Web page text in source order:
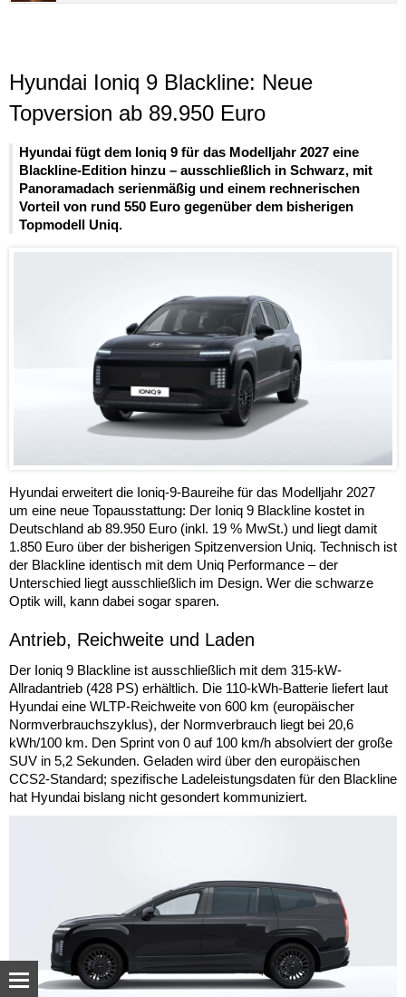
Hyundai Ioniq 9 Blackline: Neue
Topversion ab 89.950 Euro
Hyundai fügt dem Ioniq 9 für das Modelljahr 2027 eine
Blackline-Edition hinzu – ausschließlich in Schwarz, mit
Panoramadach serienmäßig und einem rechnerischen
Vorteil von rund 550 Euro gegenüber dem bisherigen
Topmodell Uniq.
Hyundai erweitert die Ioniq-9-Baureihe für das Modelljahr 2027
um eine neue Topausstattung: Der Ioniq 9 Blackline kostet in
Deutschland ab 89.950 Euro (inkl. 19 % MwSt.) und liegt damit
1.850 Euro über der bisherigen Spitzenversion Uniq. Technisch ist
der Blackline identisch mit dem Uniq Performance – der
Unterschied liegt ausschließlich im Design. Wer die schwarze
Optik will, kann dabei sogar sparen.
Antrieb, Reichweite und Laden
Der Ioniq 9 Blackline ist ausschließlich mit dem 315-kW-
Allradantrieb (428 PS) erhältlich. Die 110-kWh-Batterie liefert laut
Hyundai eine WLTP-Reichweite von 600 km (europäischer
Normverbrauchszyklus), der Normverbrauch liegt bei 20,6
kWh/100 km. Den Sprint von 0 auf 100 km/h absolviert der große
SUV in 5,2 Sekunden. Geladen wird über den europäischen
CCS2-Standard; spezifische Ladeleistungsdaten für den Blackline
hat Hyundai bislang nicht gesondert kommuniziert.